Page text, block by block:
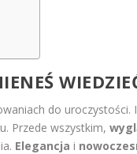
do
Przede wszystkim,
Elegancja i